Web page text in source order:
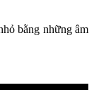
bằng những âm